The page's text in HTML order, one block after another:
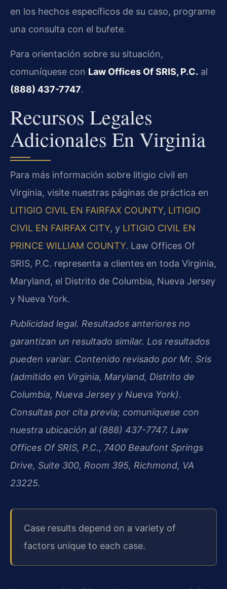
en los hechos específicos de su caso, programe
una consulta con el bufete.
Para orientación sobre su situación,
comuníquese con Law Offices Of SRIS, P.C. al
(888) 437-7747.
Recursos Legales
Adicionales En Virginia
Para más información sobre litigio civil en
Virginia, visite nuestras páginas de práctica en
LITIGIO CIVIL EN FAIRFAX COUNTY, LITIGIO
CIVIL EN FAIRFAX CITY, y LITIGIO CIVIL EN
PRINCE WILLIAM COUNTY. Law Offices Of
SRIS, P.C. representa a clientes en toda Virginia,
Maryland, el Distrito de Columbia, Nueva Jersey
y Nueva York.
Publicidad legal. Resultados anteriores no
garantizan un resultado similar. Los resultados
pueden variar. Contenido revisado por Mr. Sris
(admitido en Virginia, Maryland, Distrito de
Columbia, Nueva Jersey y Nueva York).
Consultas por cita previa; comuníquese con
nuestra ubicación al (888) 437-7747. Law
Offices Of SRIS, P.C., 7400 Beaufont Springs
Drive, Suite 300, Room 395, Richmond, VA
23225.
Case results depend on a variety of
factors unique to each case.